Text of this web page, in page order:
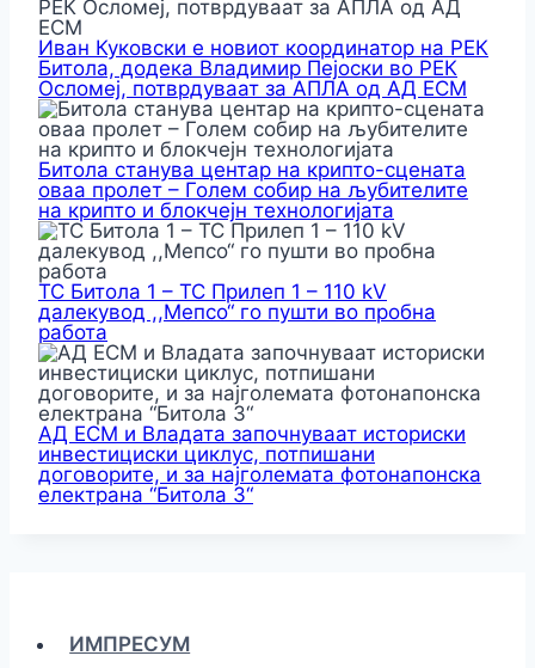
Иван Куковски е новиот координатор на РЕК
Битола, додека Владимир Пејоски во РЕК
Осломеј, потврдуваат за АПЛА од АД ЕСМ
Битола станува центар на крипто-сцената
оваа пролет – Голем собир на љубителите
на крипто и блокчејн технологијата
ТС Битола 1 – ТС Прилеп 1 – 110 kV
далекувод ,,Мепсо“ го пушти во пробна
работа
АД ЕСМ и Владата започнуваат историски
инвестициски циклус, потпишани
договорите, и за најголемата фотонапонска
електрана “Битола 3“
ИМПРЕСУМ